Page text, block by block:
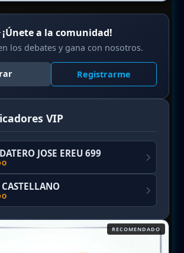
¡Únete a la comunidad!
los debates y gana con nosotros.
Registrarme
VIP
JOSE EREU 699
RECOMENDADO